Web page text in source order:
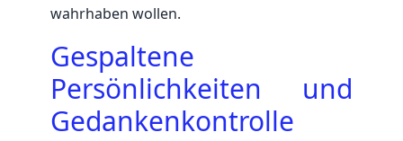
wahrhaben wollen.
Gespaltene
Persönlichkeiten und
Gedankenkontrolle